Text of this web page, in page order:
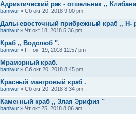
Адриатический рак - отшельник ,,
baniwur » Сб окт 20, 2018 9:00 pm
Дальневосточный прибрежный краб ,, Н-
baniwur » Чт окт 18, 2018 5:36 pm
Краб ,, Водолюб ".
baniwur » Пт окт 19, 2018 12:57 pm
Мраморный краб.
baniwur » Сб окт 20, 2018 8:45 pm
Красный мангровый краб .
baniwur » Сб окт 20, 2018 8:34 pm
Каменный краб ,, Злая Эрифия "
baniwur » Чт окт 25, 2018 8:06 am